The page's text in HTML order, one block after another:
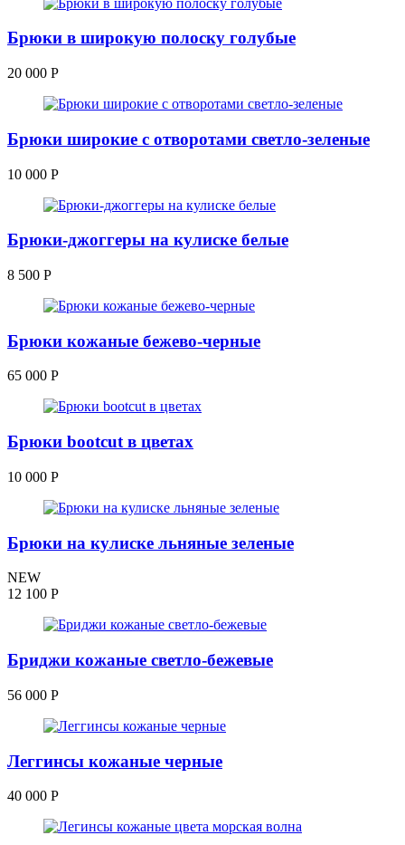
Брюки в широкую полоску голубые
20 000 Р
Брюки широкие с отворотами светло-зеленые
10 000 Р
Брюки-джоггеры на кулиске белые
8 500 Р
Брюки кожаные бежево-черные
65 000 Р
Брюки bootcut в цветах
10 000 Р
Брюки на кулиске льняные зеленые
NEW
12 100 Р
Бриджи кожаные светло-бежевые
56 000 Р
Леггинсы кожаные черные
40 000 Р